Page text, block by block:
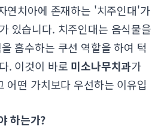
연치아에 존재하는 '치주인대'가
있습니다. 치주인대는 음식물을
흡수하는 쿠션 역할을 하여 턱
. 이것이 바로 미소나무치과가
어떤 가치보다 우선하는 이유입
하는가?